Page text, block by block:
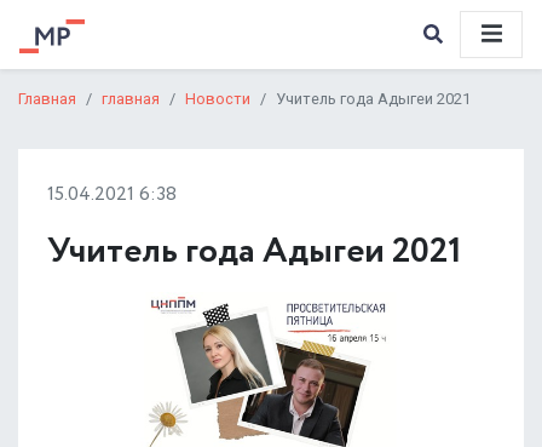
Главная главная Новости Учитель года Адыгеи 2021
15.04.2021 6:38
Учитель года Адыгеи 2021